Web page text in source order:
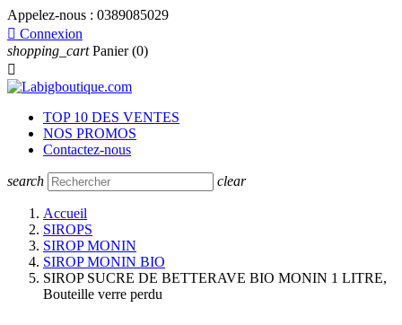
Appelez-nous : 0389085029
 Connexion
shopping_cart Panier (0)

TOP 10 DES VENTES
NOS PROMOS
Contactez-nous
search clear
Accueil
SIROPS
SIROP MONIN
SIROP MONIN BIO
SIROP SUCRE DE BETTERAVE BIO MONIN 1 LITRE,
Bouteille verre perdu